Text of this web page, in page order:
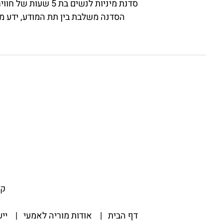
סדנת מיניות לנשים בת 5 שעות של חוויה משחררת, כייפית וחושנית
הסדנה משלבת בין תת המודע, ידע
דף הבית | אודות מוריה לאמעי |